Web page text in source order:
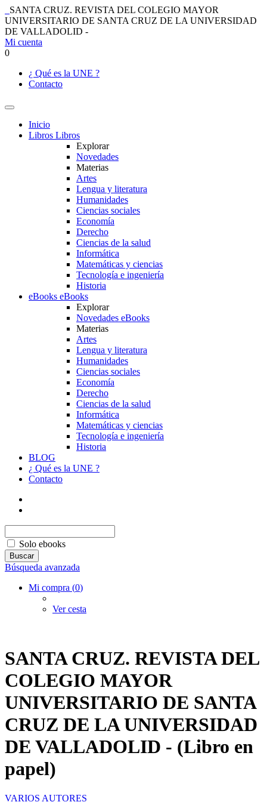
SANTA CRUZ. REVISTA DEL COLEGIO MAYOR
UNIVERSITARIO DE SANTA CRUZ DE LA UNIVERSIDAD
DE VALLADOLID -
Mi cuenta
0
¿ Qué es la UNE ?
Contacto
Inicio
Libros Libros
Explorar
Novedades
Materias
Artes
Lengua y literatura
Humanidades
Ciencias sociales
Economía
Derecho
Ciencias de la salud
Informática
Matemáticas y ciencias
Tecnología e ingeniería
Historia
eBooks eBooks
Explorar
Novedades eBooks
Materias
Artes
Lengua y literatura
Humanidades
Ciencias sociales
Economía
Derecho
Ciencias de la salud
Informática
Matemáticas y ciencias
Tecnología e ingeniería
Historia
BLOG
¿ Qué es la UNE ?
Contacto
Solo ebooks
Búsqueda avanzada
Mi compra (0)
Ver cesta
SANTA CRUZ. REVISTA DEL
COLEGIO MAYOR
UNIVERSITARIO DE SANTA
CRUZ DE LA UNIVERSIDAD
DE VALLADOLID - (Libro en
papel)
VARIOS AUTORES